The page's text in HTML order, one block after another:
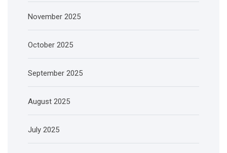
November 2025
October 2025
September 2025
August 2025
July 2025